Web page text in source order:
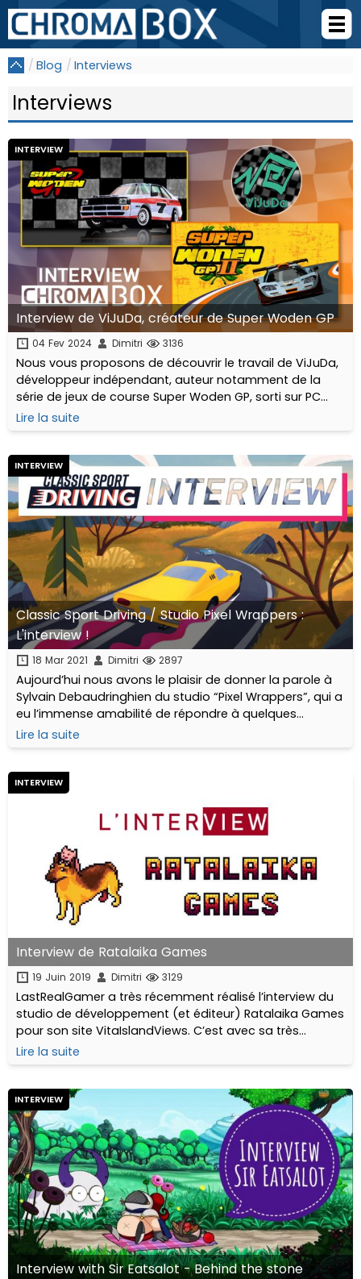
Blog Interviews
Interviews
INTERVIEW
Interview de ViJuDa, créateur de Super Woden GP
04 Fev 2024 Dimitri 3136
Nous vous proposons de découvrir le travail de ViJuDa,
développeur indépendant, auteur notamment de la
série de jeux de course Super Woden GP, sorti sur PC
mais également sur consoles et Steam Deck...
Lire la suite
INTERVIEW
Classic Sport Driving / Studio Pixel Wrappers :
L'interview !
18 Mar 2021 Dimitri 2897
Aujourd’hui nous avons le plaisir de donner la parole à
Sylvain Debaudringhien du studio “Pixel Wrappers”, qui a
eu l’immense amabilité de répondre à quelques
questions à propos de son jeu de course mêlant
tradition et modernité : Classic Sport Driving
Lire la suite
INTERVIEW
Interview de Ratalaika Games
19 Juin 2019 Dimitri 3129
LastRealGamer a très récemment réalisé l’interview du
studio de développement (et éditeur) Ratalaika Games
pour son site VitaIslandViews. C’est avec sa très
aimable permission que je vous livre la traduction
française de cette interview.
Lire la suite
INTERVIEW
Interview with Sir Eatsalot - Behind the stone